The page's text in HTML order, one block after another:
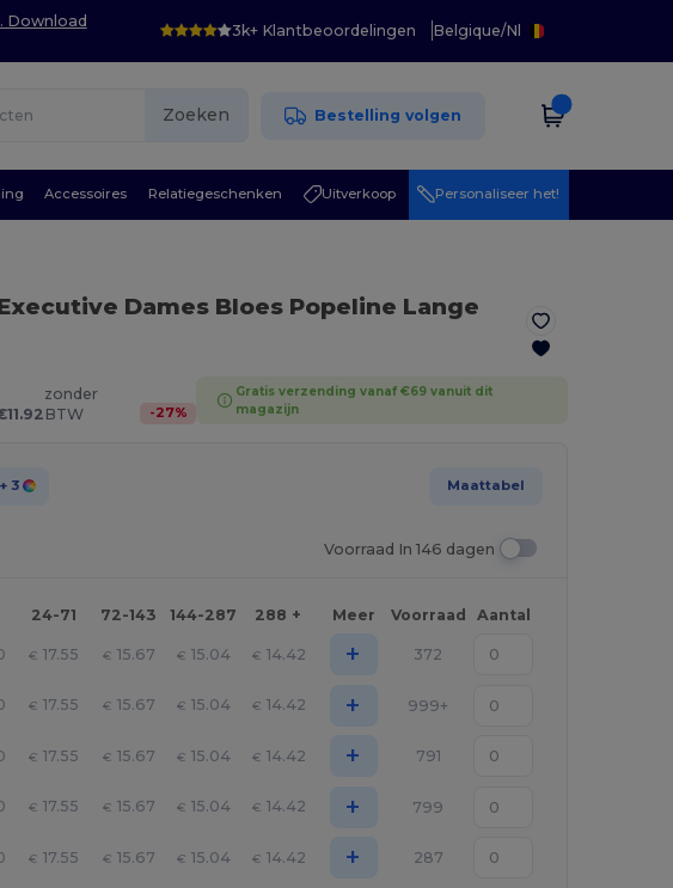
Download
3k+ Klantbeoordelingen Belgique/Nl
Zoeken Bestelling volgen
Accessoires Relatiegeschenken Uitverkoop Personaliseer het!
Dames Bloes Popeline Lange
zonder
BTW
-27%
Gratis verzending vanaf €69 vanuit dit
magazijn
+ 3 Maattabel
Voorraad In 146 dagen
24-71 72-143 144-287 288 + Meer Voorraad Aantal
€ 17.55 € 15.67 € 15.04 € 14.42 + 372
€ 17.55 € 15.67 € 15.04 € 14.42 + 999+
€ 17.55 € 15.67 € 15.04 € 14.42 + 791
€ 17.55 € 15.67 € 15.04 € 14.42 + 799
€ 17.55 € 15.67 € 15.04 € 14.42 + 287